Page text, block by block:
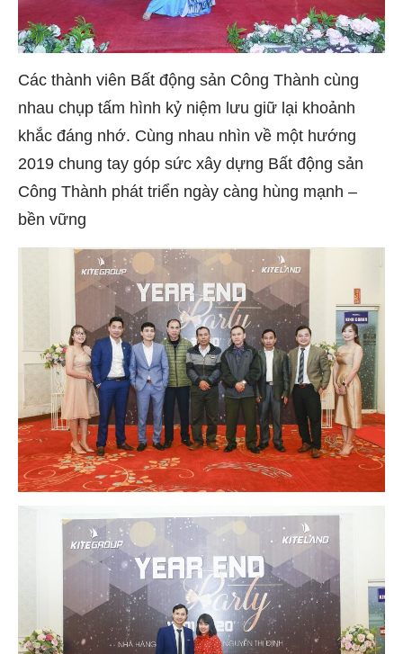
Các thành viên Bất động sản Công Thành cùng
nhau chụp tấm hình kỷ niệm lưu giữ lại khoảnh
khắc đáng nhớ. Cùng nhau nhìn về một hướng
2019 chung tay góp sức xây dựng Bất động sản
Công Thành phát triển ngày càng hùng mạnh –
bền vững